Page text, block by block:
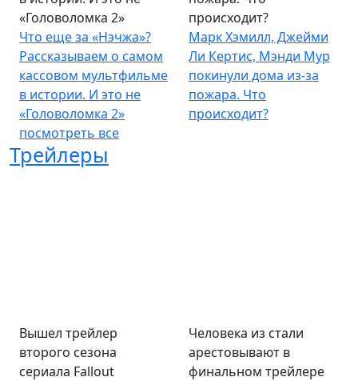
«Головоломка 2»
Что еще за «Нэчжа»?
Рассказываем о самом
кассовом мультфильме
в истории. И это не
«Головоломка 2»
происходит?
Марк Хэмилл, Джейми
Ли Кертис, Мэнди Мур
покинули дома из-за
пожара. Что
происходит?
посмотреть все
Трейлеры
Вышел трейлер
второго сезона
сериала Fallout
Человека из стали
арестовывают в
финальном трейлере